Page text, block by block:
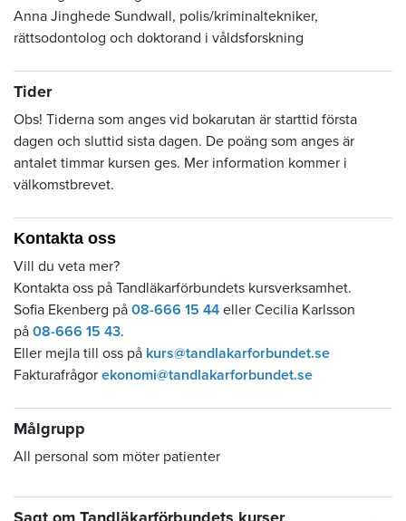
Anna Jinghede Sundwall, polis/kriminaltekniker,
rättsodontolog och doktorand i våldsforskning
Tider
Obs! Tiderna som anges vid bokarutan är starttid första
dagen och sluttid sista dagen. De poäng som anges är
antalet timmar kursen ges. Mer information kommer i
välkomstbrevet.
Kontakta oss
Vill du veta mer?
Kontakta oss på Tandläkarförbundets kursverksamhet.
Sofia Ekenberg på 08-666 15 44 eller Cecilia Karlsson
på 08-666 15 43.
Eller mejla till oss på kurs@tandlakarforbundet.se
Fakturafrågor ekonomi@tandlakarforbundet.se
Målgrupp
All personal som möter patienter